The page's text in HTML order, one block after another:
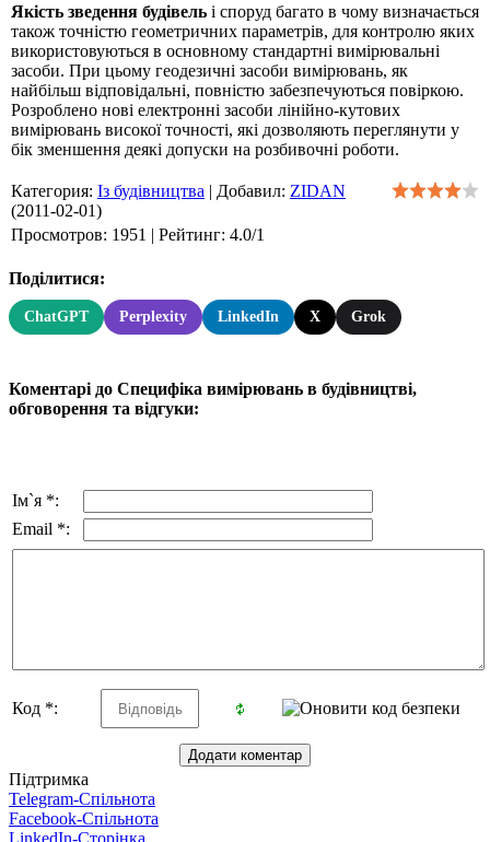
Якість зведення будівель і споруд багато в чому визначається
також точністю геометричних параметрів, для контролю яких
використовуються в основному стандартні вимірювальні
засоби. При цьому геодезичні засоби вимірювань, як
найбільш відповідальні, повністю забезпечуються повіркою.
Розроблено нові електронні засоби лінійно-кутових
вимірювань високої точності, які дозволяють переглянути у
бік зменшення деякі допуски на розбивочнi роботи.
Категория: Із будівництва | Добавил: ZIDAN
(2011-02-01)
Просмотров: 1951 | Рейтинг: 4.0/1
Поділитися:
ChatGPT Perplexity LinkedIn X Grok
Коментарі до Специфіка вимірювань в будівництві,
обговорення та відгуки:
Ім`я *:
Email *:
Код *:
Підтримка
Telegram-Спільнота
Facebook-Спільнота
LinkedIn-Сторінка